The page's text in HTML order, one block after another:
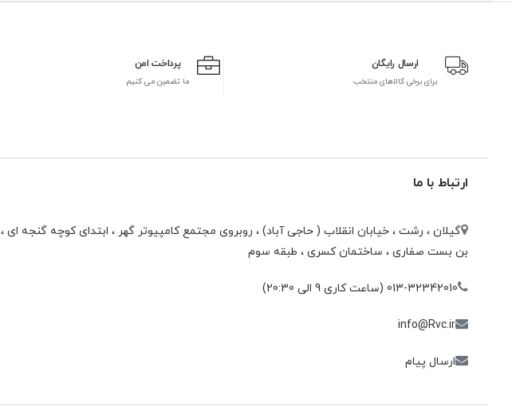
ارسال رایگان
برای برخی کالاهای منتخب
پرداخت امن
ما تضمین می کنیم
ارتباط با ما
گیلان ، رشت ، خيابان انقلاب ( حاجی آباد) ، روبروی مجتمع كامپيوتر گهر ، ابتدای كوچه گنجه ای ،
بن بست صفاری ، ساختمان كسری ، طبقه سوم
013-32342010 (ساعت کاری 9 الی 20:30)
info@Rvc.ir
ارسال پیام